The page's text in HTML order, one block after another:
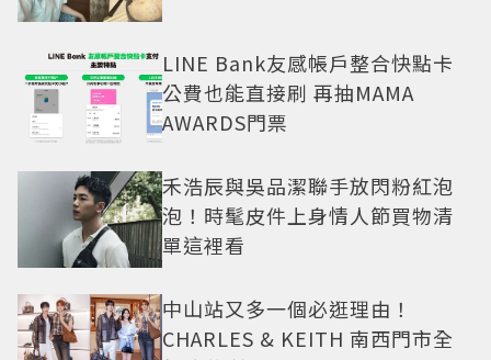
LINE Bank友感帳戶整合快點卡
公費也能直接刷 再抽MAMA
AWARDS門票
禾浩辰與吳品潔聯手放閃粉紅泡
泡！時髦皮件上身情人節買物清
單這裡看
中山站又多一個必逛理由！
CHARLES & KEITH 南西門市全